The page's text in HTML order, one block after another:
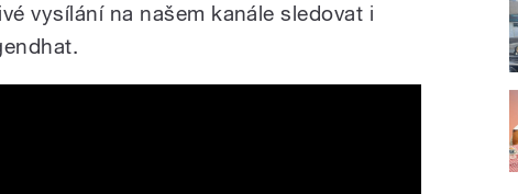
vysílání na našem kanále sledovat i